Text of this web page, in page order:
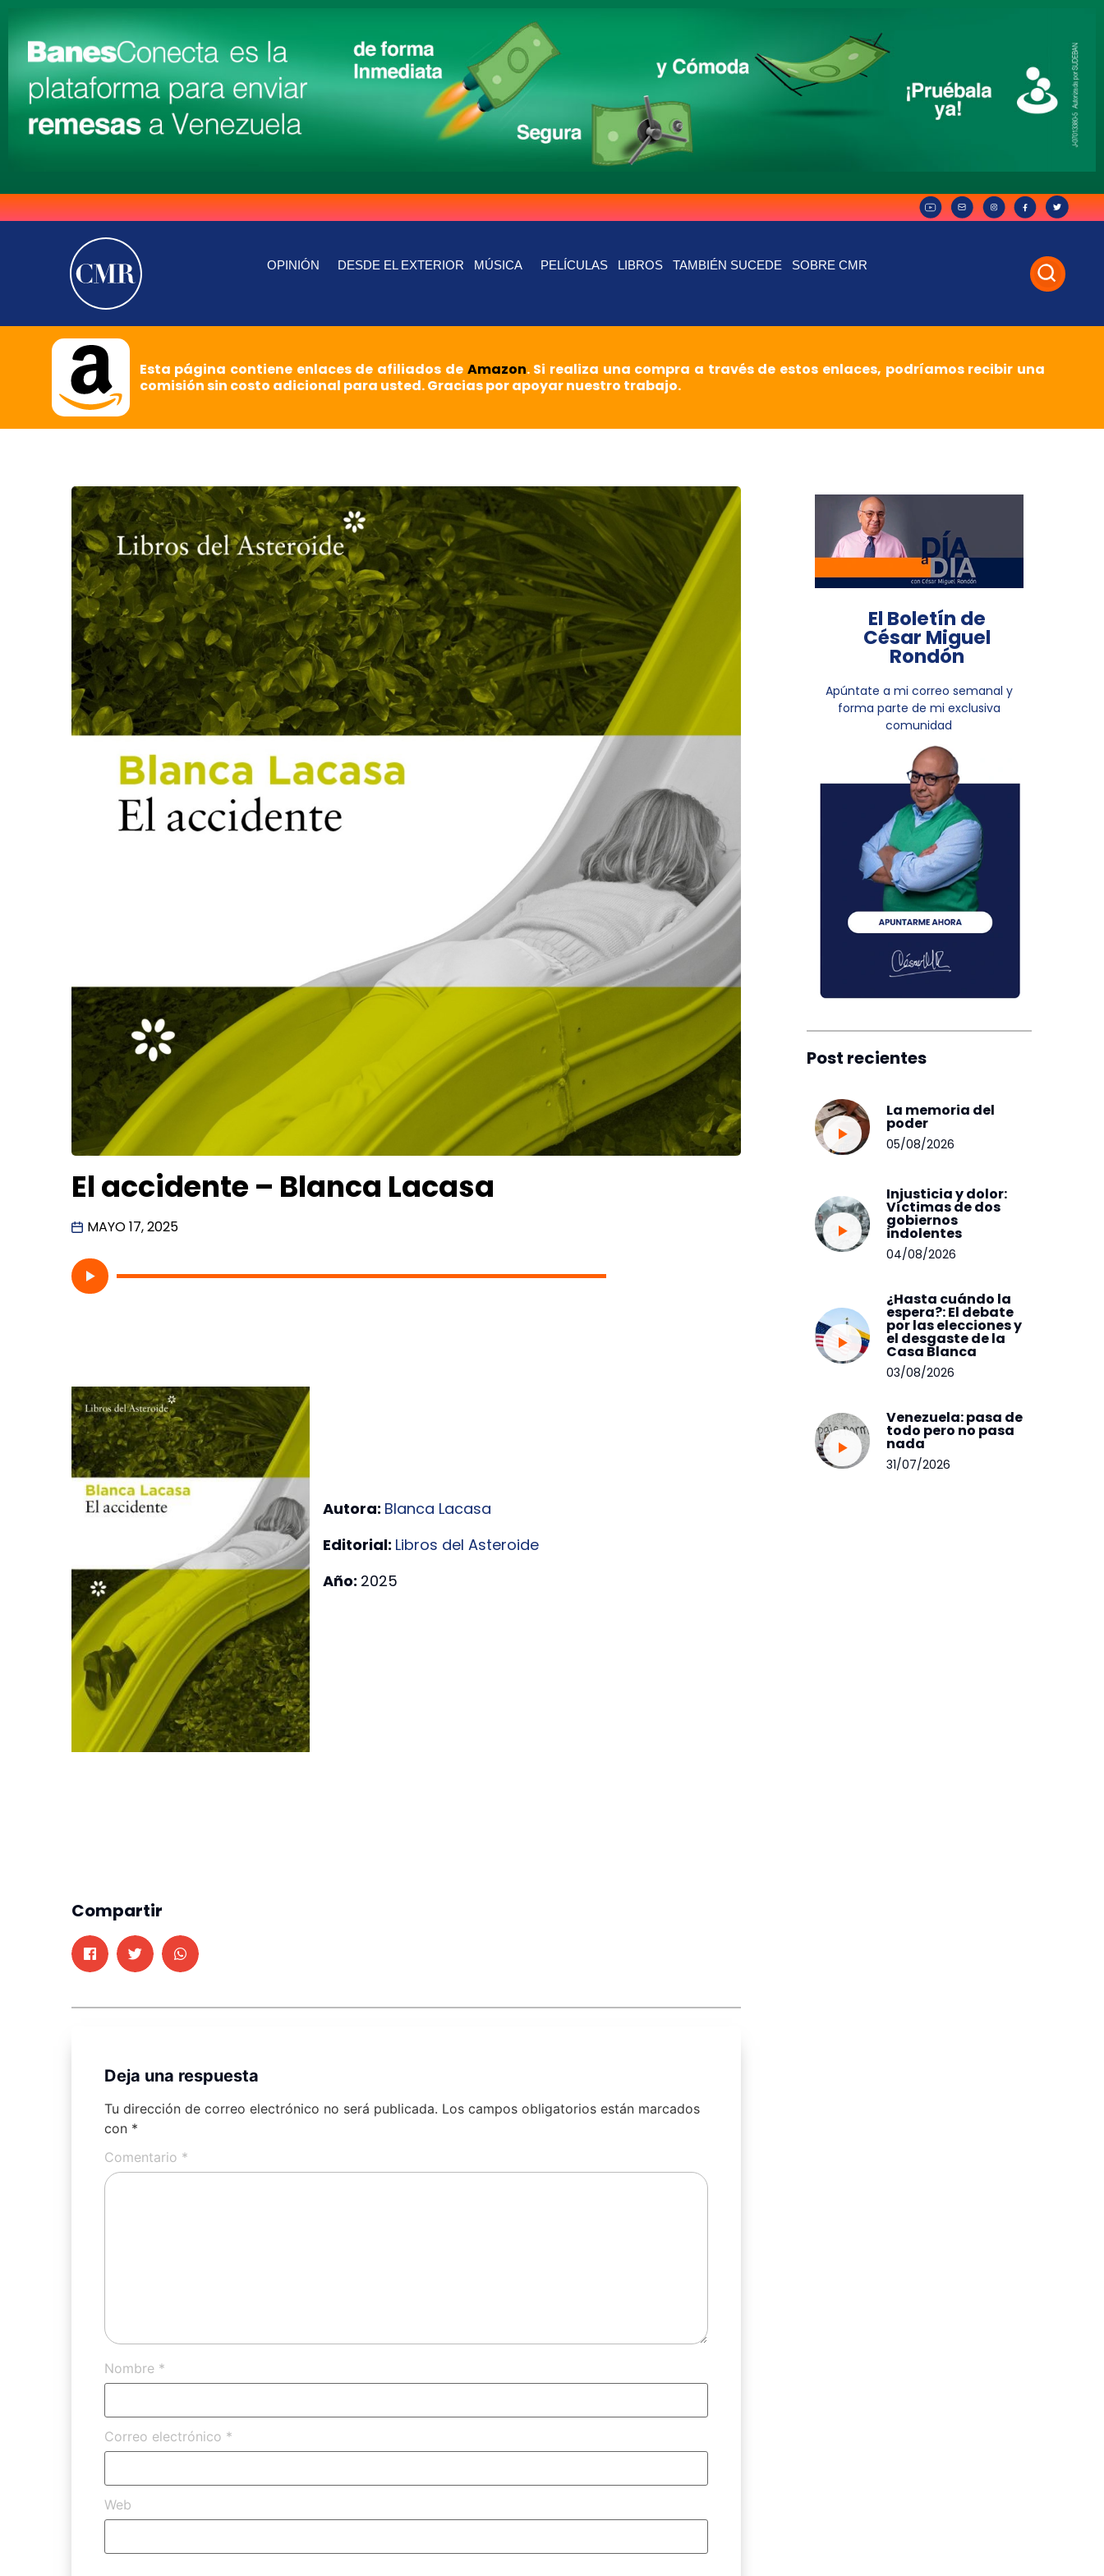
OPINIÓN DESDE EL EXTERIOR MÚSICA PELÍCULAS LIBROS TAMBIÉN SUCEDE SOBRE CMR
Esta página contiene enlaces de afiliados de Amazon. Si realiza una compra a través de estos enlaces, podríamos recibir una
comisión sin costo adicional para usted. Gracias por apoyar nuestro trabajo.
El accidente – Blanca Lacasa
MAYO 17, 2025
Autora: Blanca Lacasa
Editorial: Libros del Asteroide
Año: 2025
Compartir
Deja una respuesta
Tu dirección de correo electrónico no será publicada. Los campos obligatorios están marcados
con *
Comentario *
Nombre *
Correo electrónico *
Web
El Boletín de
César Miguel
Rondón
Apúntate a mi correo semanal y
forma parte de mi exclusiva
comunidad
Post recientes
La memoria del
poder
05/08/2026
Injusticia y dolor:
Víctimas de dos
gobiernos
indolentes
04/08/2026
¿Hasta cuándo la
espera?: El debate
por las elecciones y
el desgaste de la
Casa Blanca
03/08/2026
Venezuela: pasa de
todo pero no pasa
nada
31/07/2026